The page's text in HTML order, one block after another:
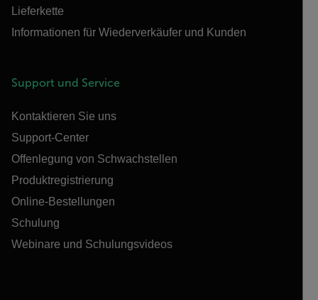
Lieferkette
Informationen für Wiederverkäufer und Kunden
Support und Service
Kontaktieren Sie uns
Support-Center
Offenlegung von Schwachstellen
Produktregistrierung
Online-Bestellungen
Schulung
Webinare und Schulungsvideos